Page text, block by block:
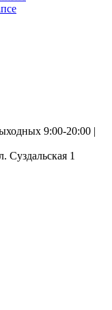
9:00-20:00 |
Суздальская 1